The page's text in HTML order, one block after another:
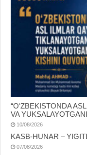
“OʻZBEKISTONDA
VA
10/08/2026
KASB-HUNAR –
07/08/2026